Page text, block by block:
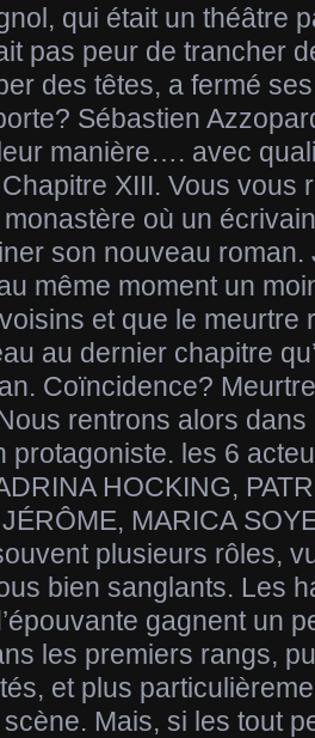
qui était un théâtre
pas peur de trancher
des têtes, a fermé
Sébastien
manière…. avec
XIII. Vous vous
monastère où un
son nouveau roman.
même moment un
et que le meurtre
au dernier chapitre
Coïncidence?
rentrons alors
protagoniste. les 6
HOCKING,
MARICA
plusieurs rôles,
bien sanglants. Les
gagnent un
les premiers rangs,
et plus
Mais, si les tout